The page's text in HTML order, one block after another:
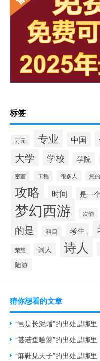
标签
万元 专业 中国
大学 学校 学院
密室 工程 很多人 您的
攻略 时间 是一个
梦幻西游 次韵
的是 科目 考生
荣耀 词人 诗人
陆游
猜你想看的文章
“岂是长泥蟠”的出处是哪里
“甚若鱼噞羹”的出处是哪里
“麻鞋见天子”的出处是哪里